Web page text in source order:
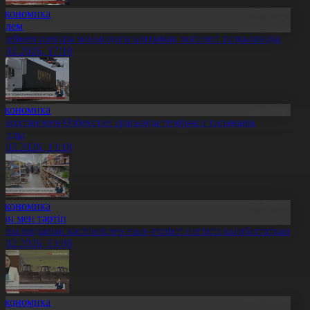
шекара маңындағы ынтымақ мәселесі талқыланды
17:18
мен Өзбекстан арасында теміржол тасымалы
13:18
мен тәртіп
кәсіпкерлер азық-түлікті негізсіз қымбаттатқан
13:06